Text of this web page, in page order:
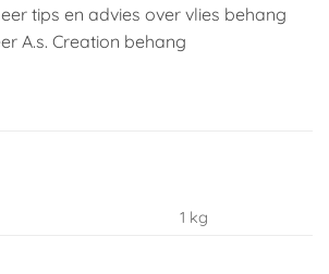
tips en advies over vlies behang
A.s. Creation behang
1 kg